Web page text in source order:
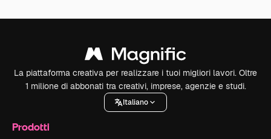
La piattaforma creativa per realizzare i tuoi migliori lavori. Oltre
1 milione di abbonati tra creativi, imprese, agenzie e studi.
Italiano
Prodotti